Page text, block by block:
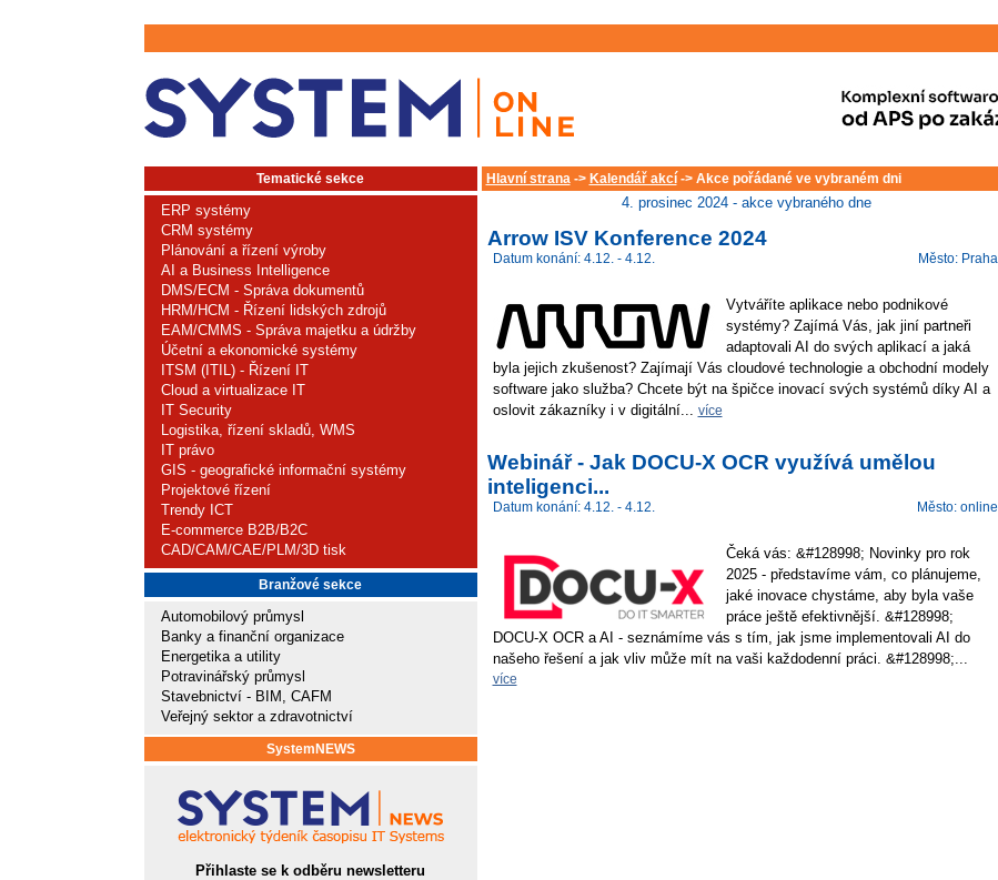
Tematické sekce
ERP systémy
CRM systémy
Plánování a řízení výroby
AI a Business Intelligence
DMS/ECM - Správa dokumentů
HRM/HCM - Řízení lidských zdrojů
EAM/CMMS - Správa majetku a údržby
Účetní a ekonomické systémy
ITSM (ITIL) - Řízení IT
Cloud a virtualizace IT
IT Security
Logistika, řízení skladů, WMS
IT právo
GIS - geografické informační systémy
Projektové řízení
Trendy ICT
E-commerce B2B/B2C
CAD/CAM/CAE/PLM/3D tisk
Branžové sekce
Automobilový průmysl
Banky a finanční organizace
Energetika a utility
Potravinářský průmysl
Stavebnictví - BIM, CAFM
Veřejný sektor a zdravotnictví
SystemNEWS
Přihlaste se k odběru newsletteru
Hlavní strana-> Kalendář akcí-> Akce pořádané ve vybraném dni
4. prosinec 2024 - akce vybraného dne
Arrow ISV Konference 2024
Datum konání: 4.12. - 4.12. Město: Praha
Vytváříte aplikace nebo podnikové
systémy? Zajímá Vás, jak jiní partneři
adaptovali AI do svých aplikací a jaká
byla jejich zkušenost? Zajímají Vás cloudové technologie a obchodní modely
software jako služba? Chcete být na špičce inovací svých systémů díky AI a
oslovit zákazníky i v digitální... více
Webinář - Jak DOCU-X OCR využívá umělou
inteligenci...
Datum konání: 4.12. - 4.12. Město: online
Čeká vás: &#128998; Novinky pro rok
2025 - představíme vám, co plánujeme,
jaké inovace chystáme, aby byla vaše
práce ještě efektivnější. &#128998;
DOCU-X OCR a AI - seznámíme vás s tím, jak jsme implementovali AI do
našeho řešení a jak vliv může mít na vaši každodenní práci. &#128998;...
více